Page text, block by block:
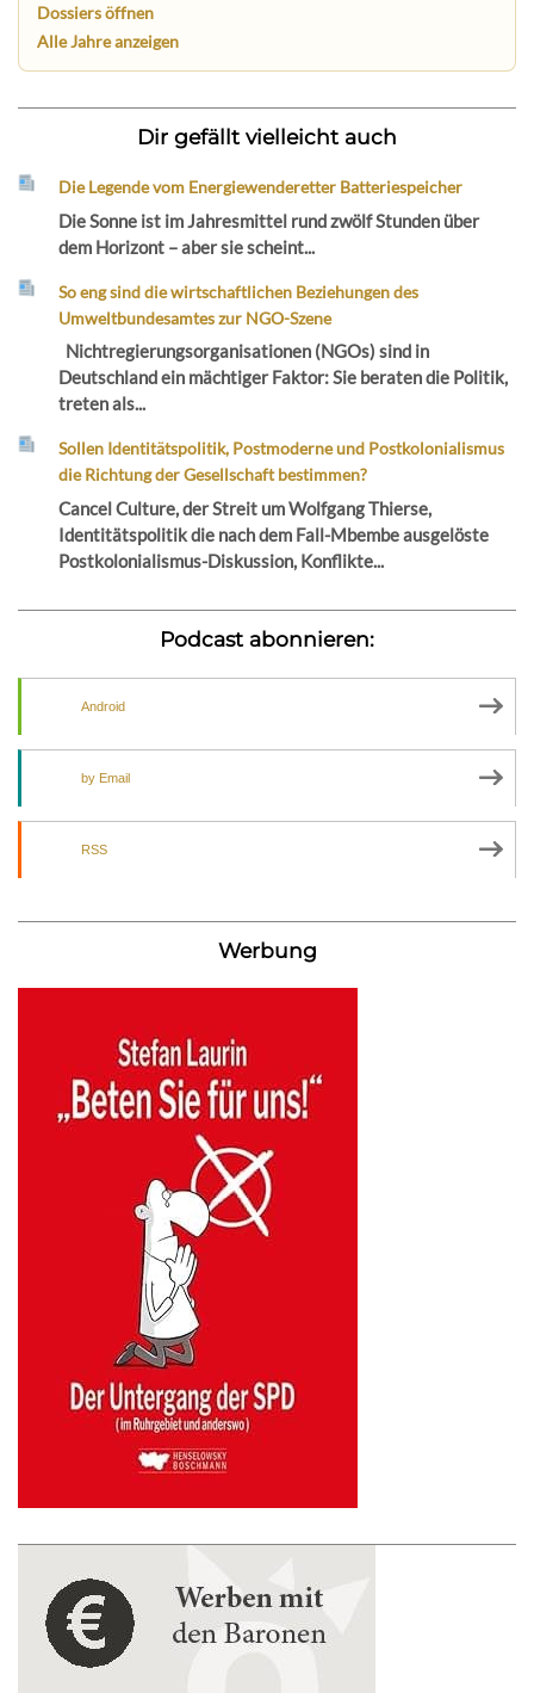
Dossiers öffnen
Alle Jahre anzeigen
Dir gefällt vielleicht auch
Die Legende vom Energiewenderetter Batteriespeicher
Die Sonne ist im Jahresmittel rund zwölf Stunden über
dem Horizont – aber sie scheint...
So eng sind die wirtschaftlichen Beziehungen des
Umweltbundesamtes zur NGO-Szene
Nichtregierungsorganisationen (NGOs) sind in
Deutschland ein mächtiger Faktor: Sie beraten die Politik,
treten als...
Sollen Identitätspolitik, Postmoderne und Postkolonialismus
die Richtung der Gesellschaft bestimmen?
Cancel Culture, der Streit um Wolfgang Thierse,
Identitätspolitik die nach dem Fall-Mbembe ausgelöste
Postkolonialismus-Diskussion, Konflikte...
Podcast abonnieren:
Android
by Email
RSS
Werbung